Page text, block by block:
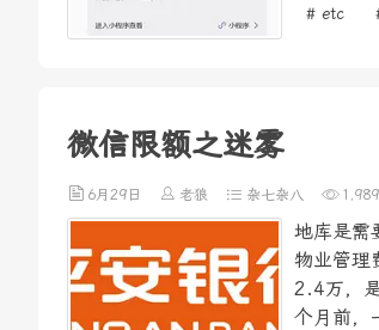
# etc
微信限额之迷雾
6月29日 老狼 杂七杂八
地库是需
物业管理
2.4万，
个月前，